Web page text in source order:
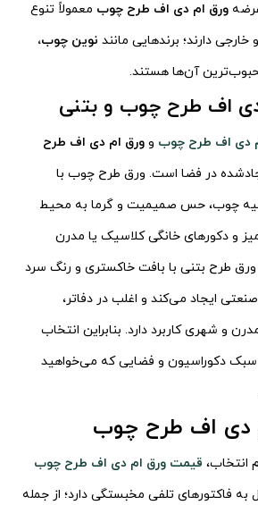
ورق ام دی اف طرح چوب معمولاً تنوع
خارجی دارند؛ برندهایی مانند نوین چوب،
آن‌ها هستند.
اف طرح چوب و بتنی
دی اف طرح چوب و ورق ام دی اف طرح
در فضا است. ورق طرح چوب با
چوب، حس صمیمیت و گرما به محیط
و دکورهای خانگی کلاسیک یا مدرن
طرح بتنی با بافت خاکستری و رنگ سرد
ایجاد می‌کند و اغلب در دفاتر،
و شهری کاربرد دارد. بنابراین انتخاب
سبک دکوراسیون و فضایی که می‌خواهید
دی اف طرح چوب
انتخاب، قیمت ورق ام دی اف طرح چوب
فاکتورهای تلفی مخبستگی دارد؛ از جمله